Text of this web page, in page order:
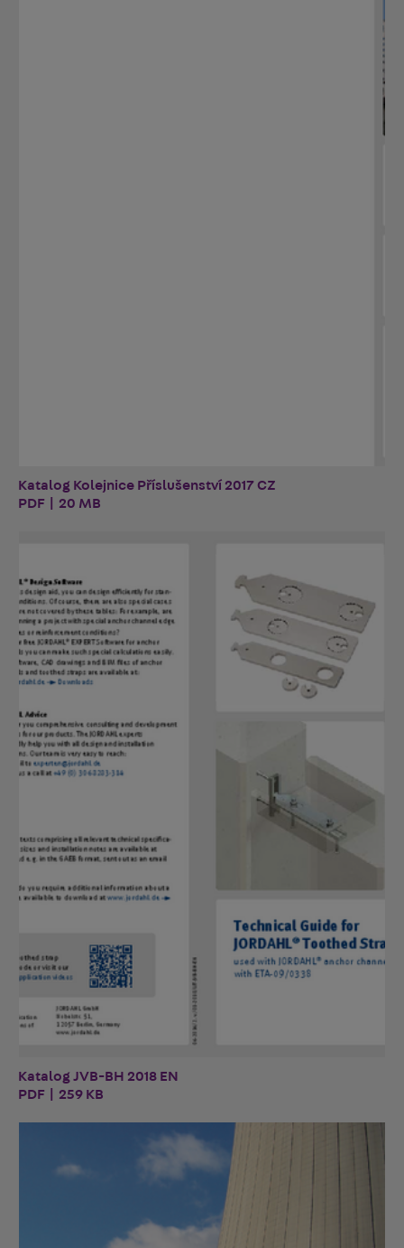
Katalog Kolejnice Příslušenství 2017 CZ
PDF | 20 MB
Katalog JVB-BH 2018 EN
PDF | 259 KB